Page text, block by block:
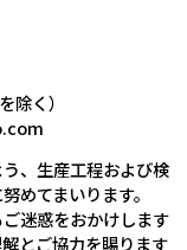
除く）
、生産工程および検
めてまいります。
迷惑をおかけします
とご協力を賜ります